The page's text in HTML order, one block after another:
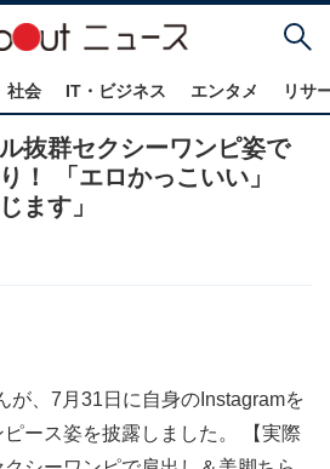
社会 IT・ビジネス エンタメ リサ
抜群セクシーワンピ姿で
！ 「エロかっこいい」
ます」
が、7月31日に自身のInstagramを
ース姿を披露しました。 【実際